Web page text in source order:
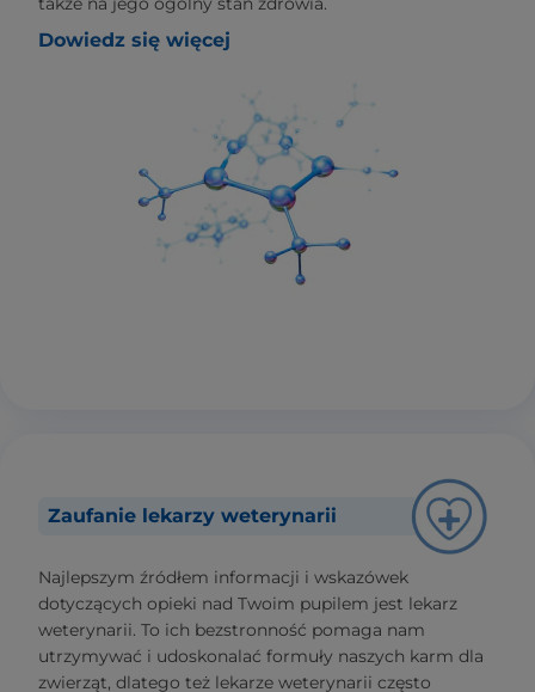
Dowiedz się więcej
Zaufanie lekarzy weterynarii
Najlepszym źródłem informacji i wskazówek
dotyczących opieki nad Twoim pupilem jest lekarz
weterynarii. To ich bezstronność pomaga nam
utrzymywać i udoskonalać formuły naszych karm dla
zwierząt, dlatego też lekarze weterynarii często